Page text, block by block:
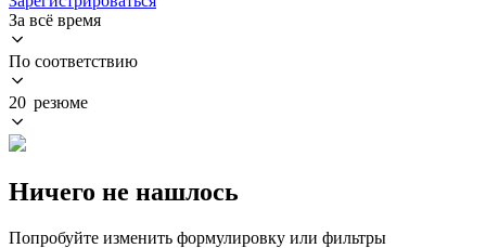
За всё время
По соответствию
20 резюме
Ничего не нашлось
Попробуйте изменить формулировку или фильтры